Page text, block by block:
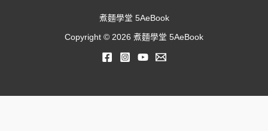
煮麵學堂 5AeBook
Copyright © 2026 煮麵學堂 5AeBook